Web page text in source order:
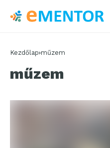
Kezdőlap műzem
műzem